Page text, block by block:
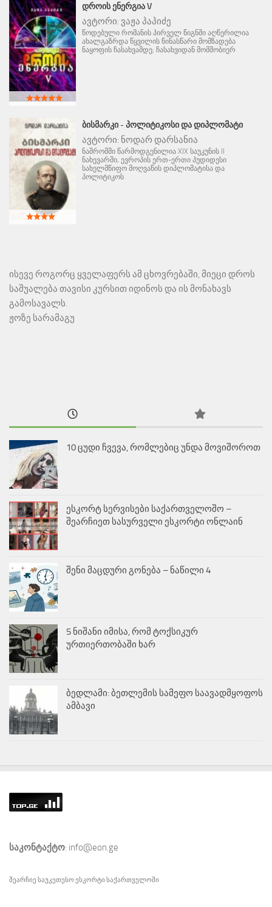
ᲓᲠᲝᲘᲡ ᲔᲜᲔᲠᲒᲘᲐ V
ავტორი: ვაჟა პაპიძე
წოდებული რომანის პირველ წიგნში აღწერილია
ახალგაზრდა წყვილის წინასწარი მომზადება
ნაყოფის ჩასახვამდე; ჩასახვიდან მომშობიერ
ᲑᲘᲡᲛᲐᲠᲙᲘ - ᲞᲝᲚᲘᲢᲘᲙᲝᲡᲘ ᲓᲐ ᲓᲘᲞᲚᲝᲛᲐᲢᲘ
ავტორი: ნოდარ დარსანია
ნაშრომში წარმოდგენილია XIX საუკუნის II
ნახევარში, ევროპის ერთ-ერთი პუდიდესი
სახელმწიფო მოღვაწის დიპლომატისა და
პოლიტიკოს
ისევე როგორც ყველაფერს ამ ცხოვრებაში, მიეცი დროს
საშუალება თავისი კურსით იდინოს და ის მონახავს
გამოსავალს.
ჟოზე სარამაგუ
10 ცუდი ჩვევა, რომლებიც უნდა მოვიშოროთ
ესკორტ სერვისები საქართველოშო –
შეარჩიეთ სასურველი ესკორტი ონლაინ
შენი მაცდური გონება – ნაწილი 4
5 ნიშანი იმისა, რომ ტოქსიკურ
ურთიერთობაში ხარ
ბედლამი: ბეთლემის სამეფო საავადმყოფოს
ამბავი
საკონტაქტო: info@eon.ge
შეარჩიე საუკეთესო ესკორტი საქართველოში